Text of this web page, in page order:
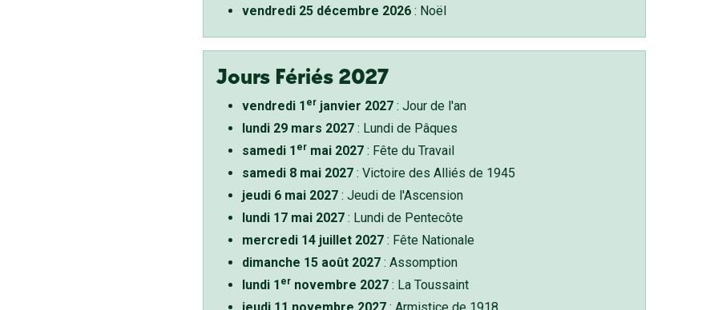
vendredi 25 décembre 2026: Noël
Jours Fériés 2027
vendredi 1 erjanvier 2027: Jour de l'an
lundi 29 mars 2027: Lundi de Pâques
samedi 1 ermai 2027: Fête du Travail
samedi 8 mai 2027: Victoire des Alliés de 1945
jeudi 6 mai 2027: Jeudi de l'Ascension
lundi 17 mai 2027: Lundi de Pentecôte
mercredi 14 juillet 2027: Fête Nationale
dimanche 15 août 2027: Assomption
lundi 1 ernovembre 2027: La Toussaint
jeudi 11 novembre 2027: Armistice de 1918